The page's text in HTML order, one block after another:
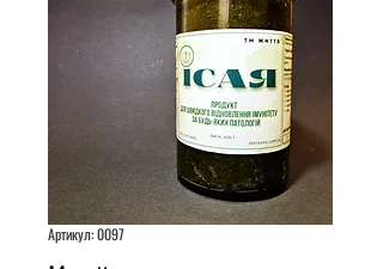
Артикул: 0097